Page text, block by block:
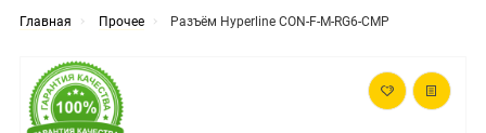
Главная Прочее Разъём Hyperline CON-F-M-RG6-CMP